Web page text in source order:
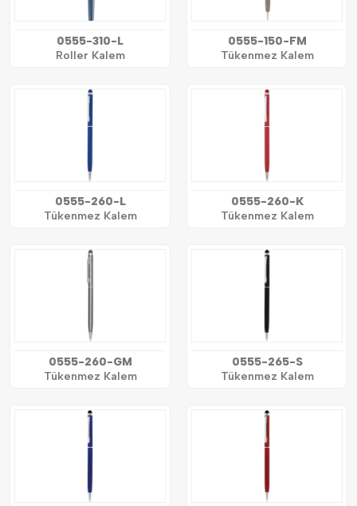
0555-310-L
Roller Kalem
0555-150-FM
Tükenmez Kalem
0555-260-L
Tükenmez Kalem
0555-260-K
Tükenmez Kalem
0555-260-GM
Tükenmez Kalem
0555-265-S
Tükenmez Kalem